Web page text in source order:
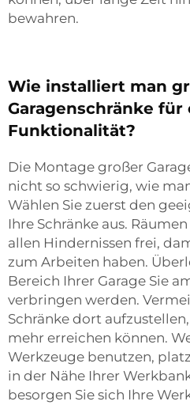
bewahren.
Wie installiert man
Garagenschränke für
Funktionalität?
Die Montage großer
nicht so schwierig, wie
Wählen Sie zuerst den
Ihre Schränke aus.
allen Hindernissen frei,
zum Arbeiten haben.
Bereich Ihrer Garage Sie
verbringen werden.
Schränke dort
mehr erreichen können.
Werkzeuge benutzen,
in der Nähe Ihrer
besorgen Sie sich Ihre